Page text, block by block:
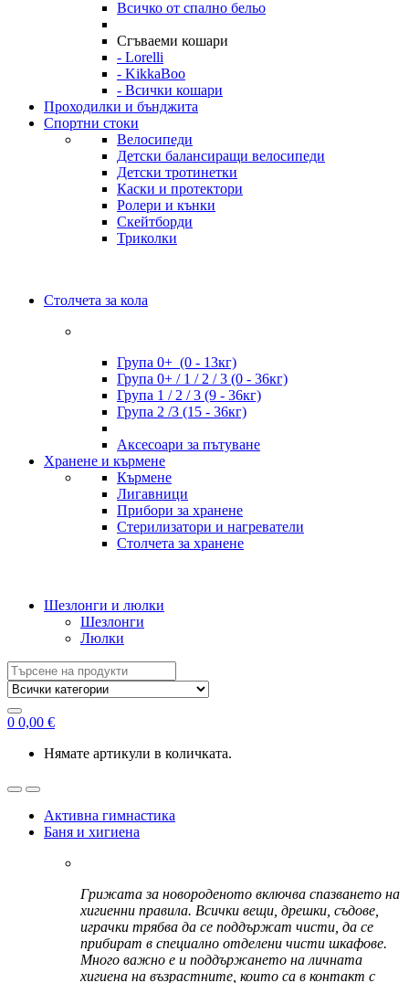
Всичко от спално бельо
Сгъваеми кошари
- Lorelli
- KikkaBoo
- Всички кошари
Проходилки и бънджита
Спортни стоки
Велосипеди
Детски балансиращи велосипеди
Детски тротинетки
Каски и протектори
Ролери и кънки
Скейтборди
Триколки
Столчета за кола
Група 0+ (0 - 13кг)
Група 0+ / 1 / 2 / 3 (0 - 36кг)
Група 1 / 2 / 3 (9 - 36кг)
Група 2 /3 (15 - 36кг)
Аксесоари за пътуване
Хранене и кърмене
Кърмене
Лигавници
Прибори за хранене
Стерилизатори и нагреватели
Столчета за хранене
Шезлонги и люлки
Шезлонги
Люлки
Search
for:
0 0,00 €
Нямате артикули в количката.
Активна гимнастика
Баня и хигиена
Грижата за новороденото включва спазването на
хигиенни правила. Всички вещи, дрешки, съдове,
играчки трябва да се поддържат чисти, да се
прибират в специално отделени чисти шкафове.
Много важно е и поддържането на личната
хигиена на възрастните, които са в контакт с